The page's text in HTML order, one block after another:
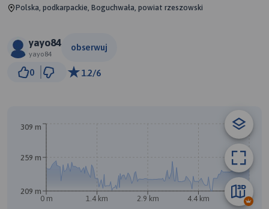
Polska, podkarpackie, Boguchwała, powiat rzeszowski
yayo84
yayo84
obserwuj
0 1.2/6
0 m 1.4 km 2.9 km 4.4 km 5.9 km
209 m
259 m
309 m